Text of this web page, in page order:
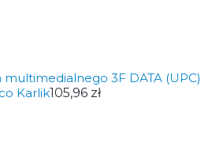
3F DATA (UPC)
Karlik105,96 zł